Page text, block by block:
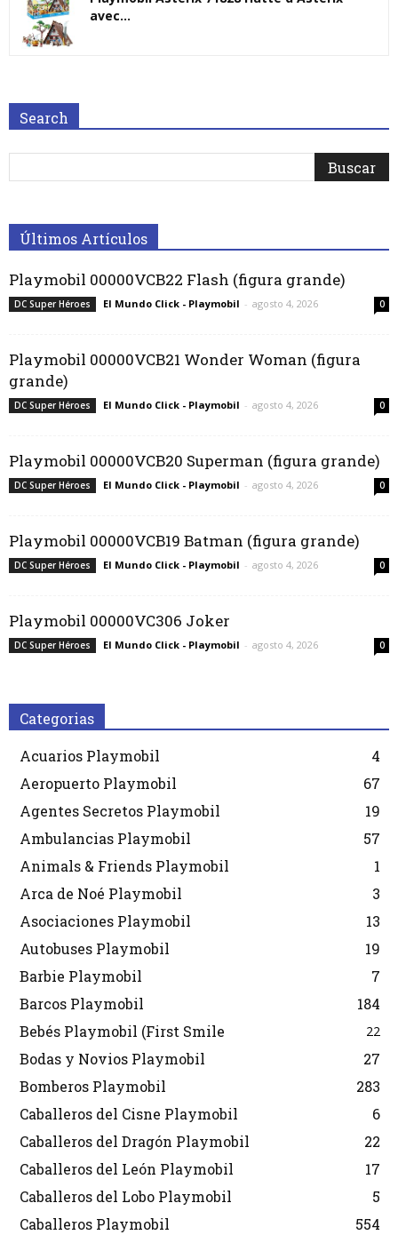
avec...
Search
Últimos Artículos
Playmobil 00000VCB22 Flash (figura grande)
DC Super Héroes El Mundo Click - Playmobil - agosto 4, 2026 0
Playmobil 00000VCB21 Wonder Woman (figura
grande)
DC Super Héroes El Mundo Click - Playmobil - agosto 4, 2026 0
Playmobil 00000VCB20 Superman (figura grande)
DC Super Héroes El Mundo Click - Playmobil - agosto 4, 2026 0
Playmobil 00000VCB19 Batman (figura grande)
DC Super Héroes El Mundo Click - Playmobil - agosto 4, 2026 0
Playmobil 00000VC306 Joker
DC Super Héroes El Mundo Click - Playmobil - agosto 4, 2026 0
Categorias
Acuarios Playmobil
4
Aeropuerto Playmobil
67
Agentes Secretos Playmobil
19
Ambulancias Playmobil
57
Animals & Friends Playmobil
1
Arca de Noé Playmobil
3
Asociaciones Playmobil
13
Autobuses Playmobil
19
Barbie Playmobil
7
Barcos Playmobil
184
Bebés Playmobil (First Smile
22
Bodas y Novios Playmobil
27
Bomberos Playmobil
283
Caballeros del Cisne Playmobil
6
Caballeros del Dragón Playmobil
22
Caballeros del León Playmobil
17
Caballeros del Lobo Playmobil
5
Caballeros Playmobil
554